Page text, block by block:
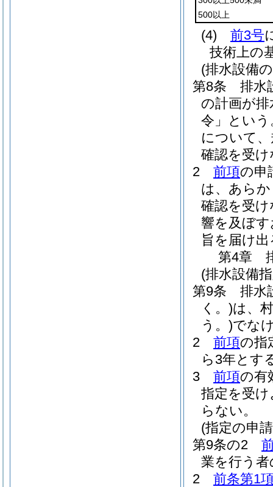
500以上
(4) 前3号
技術上の
(排水設備
第8条
排水
の計画が
令」という
について
確認を受
2
前項の申
は、あら
確認を受
響を及ぼ
旨を届け
第4章
(排水設備
第9条
排水
く。)は、
う。)でな
2
前項の指
ら3年とす
3
前項の有
指定を受
らない。
(指定の申
第9条の2
業を行う
2
前条第1